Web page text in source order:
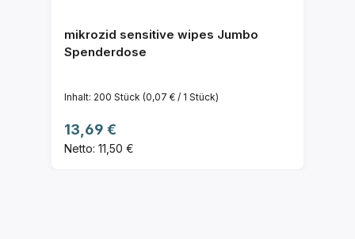
mikrozid sensitive wipes Jumbo
Spenderdose
Inhalt: 200 Stück (0,07 € / 1 Stück)
Regulärer Preis:
13,69 €
Netto: 11,50 €